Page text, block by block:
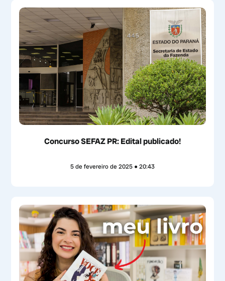
Concurso SEFAZ PR: Edital publicado!
5 de fevereiro de 2025 20:43